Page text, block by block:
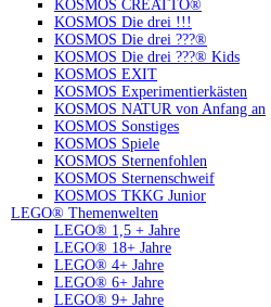
KOSMOS CREATTO®
KOSMOS Die drei !!!
KOSMOS Die drei ???®
KOSMOS Die drei ???® Kids
KOSMOS EXIT
KOSMOS Experimentierkästen
KOSMOS NATUR von Anfang an
KOSMOS Sonstiges
KOSMOS Spiele
KOSMOS Sternenfohlen
KOSMOS Sternenschweif
KOSMOS TKKG Junior
LEGO® Themenwelten
LEGO® 1,5 + Jahre
LEGO® 18+ Jahre
LEGO® 4+ Jahre
LEGO® 6+ Jahre
LEGO® 9+ Jahre